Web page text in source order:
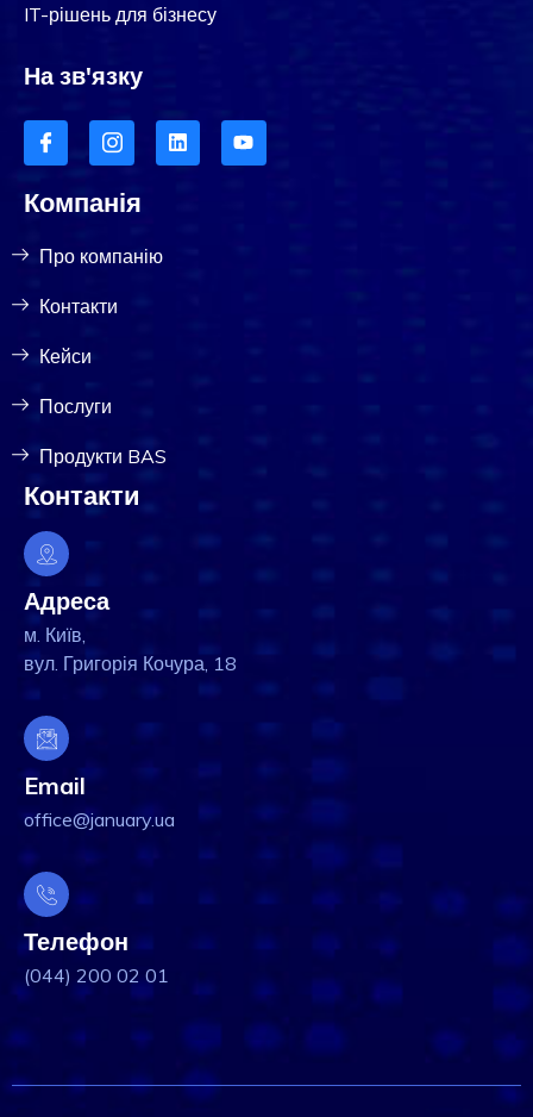
IT-рішень для бізнесу
На зв'язку
Компанія
Про компанію
Контакти
Кейси
Послуги
Продукти BAS
Контакти
Адреса
м. Київ,
вул. Григорія Кочура, 18
Email
office@january.ua
Телефон
(044) 200 02 01